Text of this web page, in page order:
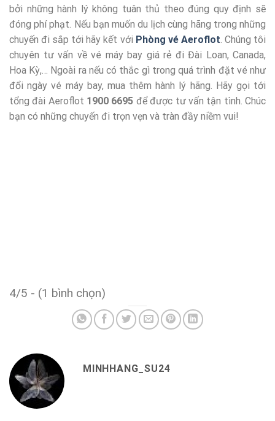
bởi những hành lý không tuân thủ theo đúng quy định sẽ
đóng phí phạt. Nếu bạn muốn du lịch cùng hãng trong những
chuyến đi sắp tới hãy kết với Phòng vé Aeroflot . Chúng tôi
chuyên tư vấn về vé máy bay giá rẻ đi Đài Loan, Canada,
Hoa Kỳ,… Ngoài ra nếu có thắc gì trong quá trình đặt vé như
đổi ngày vé máy bay, mua thêm hành lý hãng. Hãy gọi tới
tổng đài Aeroflot 1900 6695 để được tư vấn tận tình. Chúc
bạn có những chuyến đi trọn vẹn và tràn đầy niềm vui!
4/5 - (1 bình chọn)
MINHHANG_SU24